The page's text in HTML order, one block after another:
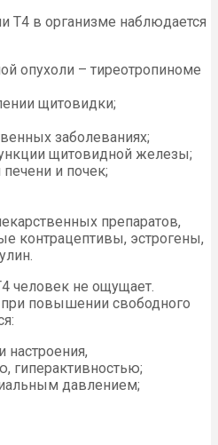
Т4 в организме наблюдается
опухоли – тиреотропиноме
щитовидки;
заболеваниях;
щитовидной железы;
и почек;
препаратов,
контрацептивы, эстрогены,
человек не ощущает.
повышении свободного
настроения,
гиперактивностью;
давлением;